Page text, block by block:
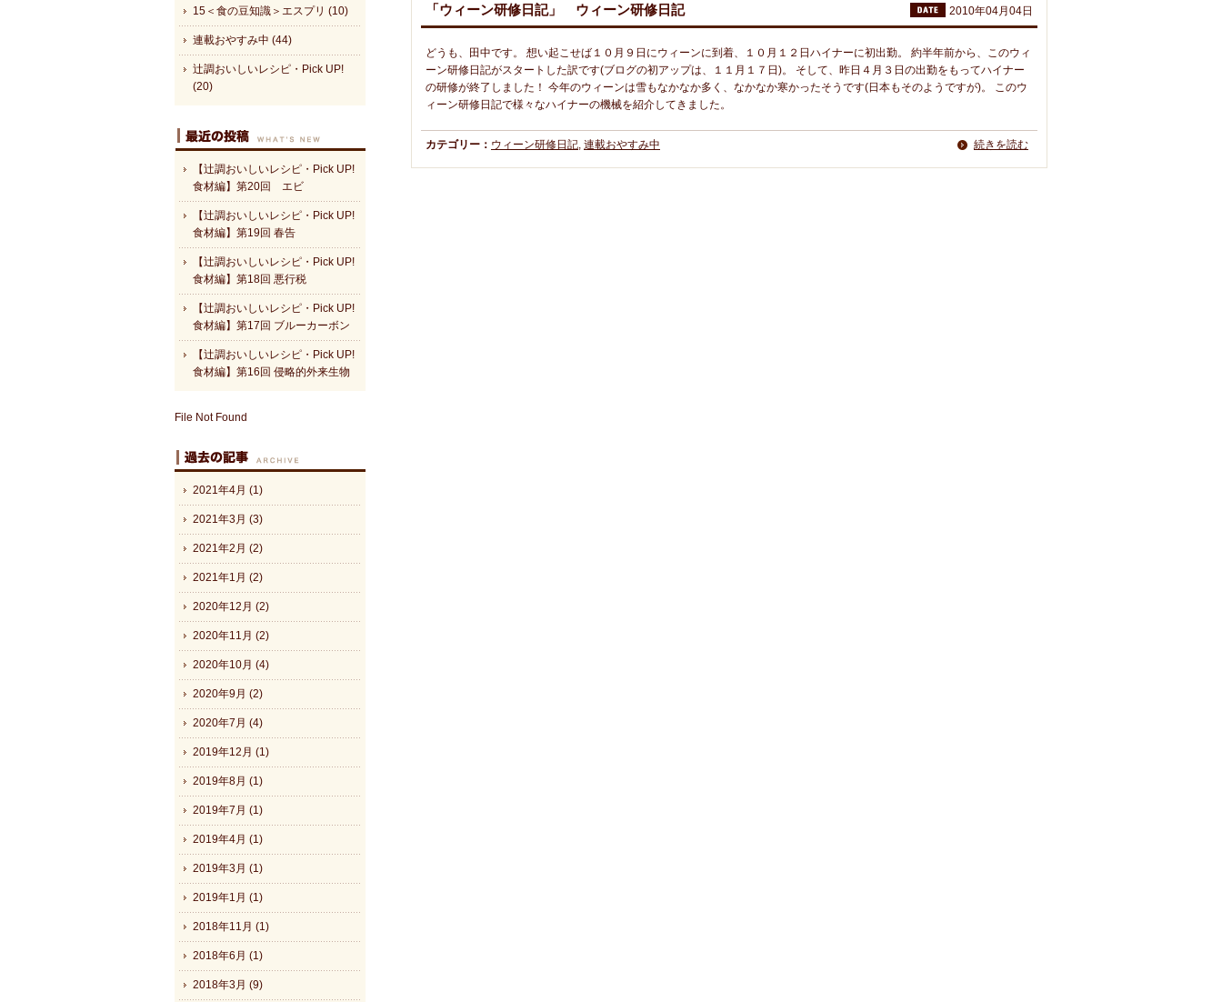
「ウィーン研修日記」 ウィーン研修日記 2010年04月04日
どうも、田中です。 想い起こせば１０月９日にウィーンに到着、１０月１２日ハイナーに初出勤。 約半年前から、このウィ
ーン研修日記がスタートした訳です(ブログの初アップは、１１月１７日)。 そして、昨日４月３日の出勤をもってハイナー
の研修が終了しました！ 今年のウィーンは雪もなかなか多く、なかなか寒かったそうです(日本もそのようですが)。 このウ
ィーン研修日記で様々なハイナーの機械を紹介してきました。
カテゴリー： ウィーン研修日記, 連載おやすみ中 続きを読む
15＜食の豆知識＞エスプリ (10)
連載おやすみ中 (44)
辻調おいしいレシピ・Pick UP!
(20)
【辻調おいしいレシピ・Pick UP!
食材編】第20回 エビ
【辻調おいしいレシピ・Pick UP!
食材編】第19回 春告
【辻調おいしいレシピ・Pick UP!
食材編】第18回 悪行税
【辻調おいしいレシピ・Pick UP!
食材編】第17回 ブルーカーボン
【辻調おいしいレシピ・Pick UP!
食材編】第16回 侵略的外来生物
File Not Found
2021年4月 (1)
2021年3月 (3)
2021年2月 (2)
2021年1月 (2)
2020年12月 (2)
2020年11月 (2)
2020年10月 (4)
2020年9月 (2)
2020年7月 (4)
2019年12月 (1)
2019年8月 (1)
2019年7月 (1)
2019年4月 (1)
2019年3月 (1)
2019年1月 (1)
2018年11月 (1)
2018年6月 (1)
2018年3月 (9)